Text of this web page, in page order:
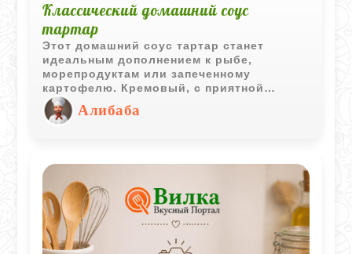
Классический домашний соус
тартар
Этот домашний соус тартар станет
идеальным дополнением к рыбе,
морепродуктам или запеченному
картофелю. Кремовый, с приятной
кислинкой и хрустящими маринованными
огурчиками, он готовится буквально за
вкуснее и выразительнее.
Алибаба